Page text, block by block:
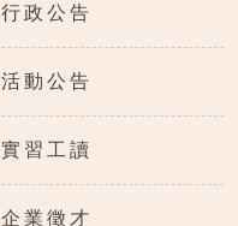
行政公告
活動公告
實習工讀
企業徵才